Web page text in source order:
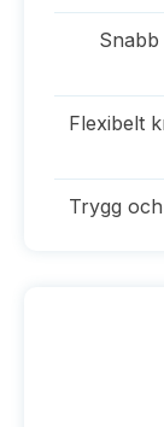
Flexibelt
Trygg